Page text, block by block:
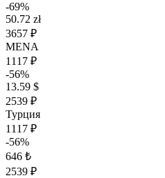
-69%
50.72 zł
3657 ₽
MENA
1117 ₽
-56%
13.59 $
2539 ₽
Турция
1117 ₽
-56%
646 ₺
2539 ₽